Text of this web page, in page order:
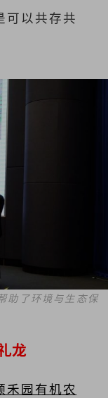
可以共存共
助了环境与生态保
龙
禾园有机农